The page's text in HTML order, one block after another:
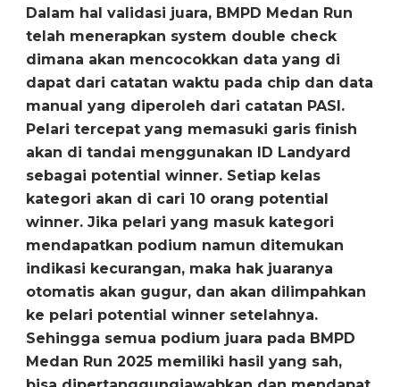
Dalam hal validasi juara, BMPD Medan Run
telah menerapkan system double check
dimana akan mencocokkan data yang di
dapat dari catatan waktu pada chip dan data
manual yang diperoleh dari catatan PASI.
Pelari tercepat yang memasuki garis finish
akan di tandai menggunakan ID Landyard
sebagai potential winner. Setiap kelas
kategori akan di cari 10 orang potential
winner. Jika pelari yang masuk kategori
mendapatkan podium namun ditemukan
indikasi kecurangan, maka hak juaranya
otomatis akan gugur, dan akan dilimpahkan
ke pelari potential winner setelahnya.
Sehingga semua podium juara pada BMPD
Medan Run 2025 memiliki hasil yang sah,